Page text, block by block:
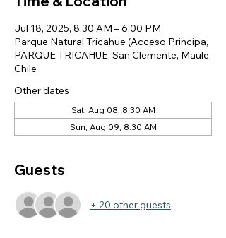
Jul 18, 2025, 8:30 AM – 6:00 PM
Parque Natural Tricahue (Acceso Principa,
PARQUE TRICAHUE, San Clemente, Maule,
Chile
Other dates
Sat, Aug 08, 8:30 AM
Sun, Aug 09, 8:30 AM
Guests
+ 20 other guests